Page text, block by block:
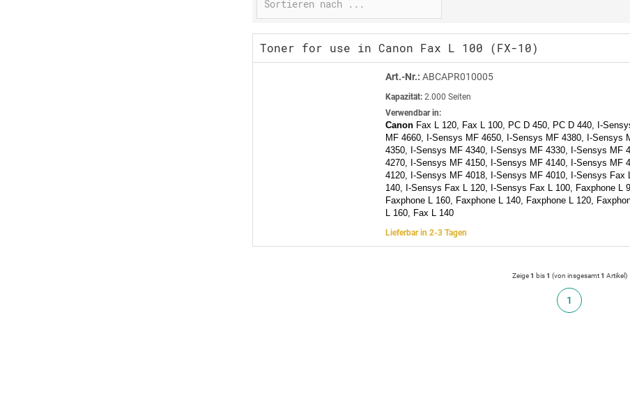
Toner for use in Canon Fax L 100 (FX-10)
Art.-Nr.: ABCAPR010005
Kapazität: 2.000 Seiten
Verwendbar in:
Canon Fax L 120, Fax L 100, PC D 450, PC D 440, I-
MF 4660, I-Sensys MF 4650, I-Sensys MF 4380, I-Sensys
4350, I-Sensys MF 4340, I-Sensys MF 4330, I-Sensys MF
4270, I-Sensys MF 4150, I-Sensys MF 4140, I-Sensys MF
4120, I-Sensys MF 4018, I-Sensys MF 4010, I-Sensys Fax
140, I-Sensys Fax L 120, I-Sensys Fax L 100, Faxphone L
Faxphone L 160, Faxphone L 140, Faxphone L 120,
L 160, Fax L 140
Lieferbar in 2-3 Tagen
Zeige1 bis1 (von insgesamt1 Artikel)
1